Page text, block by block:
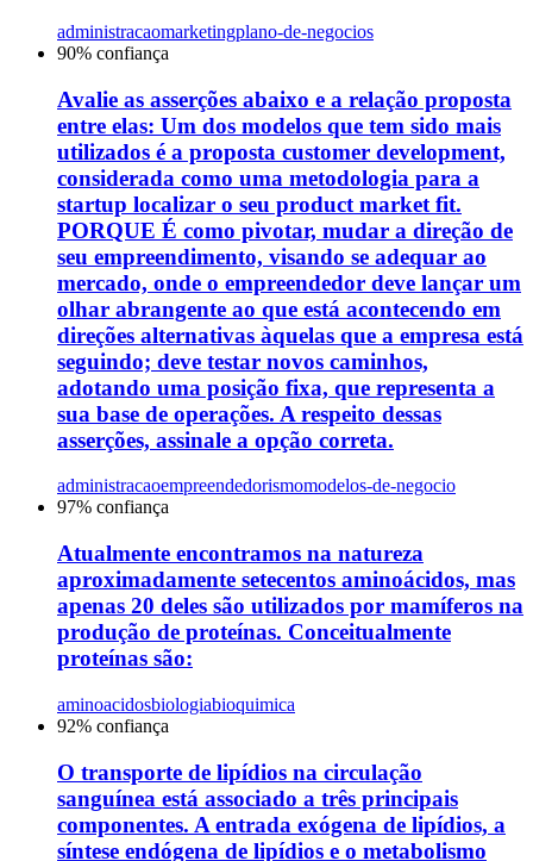
administracaomarketingplano-de-negocios
90% confiança
Avalie as asserções abaixo e a relação proposta
entre elas: Um dos modelos que tem sido mais
utilizados é a proposta customer development,
considerada como uma metodologia para a
startup localizar o seu product market fit.
PORQUE É como pivotar, mudar a direção de
seu empreendimento, visando se adequar ao
mercado, onde o empreendedor deve lançar um
olhar abrangente ao que está acontecendo em
direções alternativas àquelas que a empresa está
seguindo; deve testar novos caminhos,
adotando uma posição fixa, que representa a
sua base de operações. A respeito dessas
asserções, assinale a opção correta.
administracaoempreendedorismomodelos-de-negocio
97% confiança
Atualmente encontramos na natureza
aproximadamente setecentos aminoácidos, mas
apenas 20 deles são utilizados por mamíferos na
produção de proteínas. Conceitualmente
proteínas são:
aminoacidosbiologiabioquimica
92% confiança
O transporte de lipídios na circulação
sanguínea está associado a três principais
componentes. A entrada exógena de lipídios, a
síntese endógena de lipídios e o metabolismo